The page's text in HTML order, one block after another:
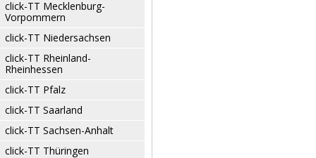
click-TT Mecklenburg-
Vorpommern
click-TT Niedersachsen
click-TT Rheinland-
Rheinhessen
click-TT Pfalz
click-TT Saarland
click-TT Sachsen-Anhalt
click-TT Thüringen